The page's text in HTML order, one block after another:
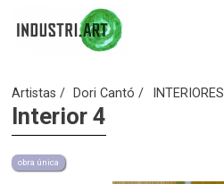
Artistas Dori Cantó INTERIORES
Interior 4
obra única